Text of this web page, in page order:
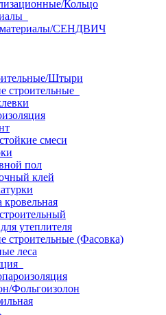
Кольцо
СЕНДВИЧ
Штыри
строительные
смеси
пол
клей
кровельная
утеплителя
строительные (Фасовка)
леса
Фольгоизолон